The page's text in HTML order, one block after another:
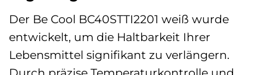
Der Be Cool BC40STTI2201 weiß wurde
entwickelt, um die Haltbarkeit Ihrer
Lebensmittel signifikant zu verlängern.